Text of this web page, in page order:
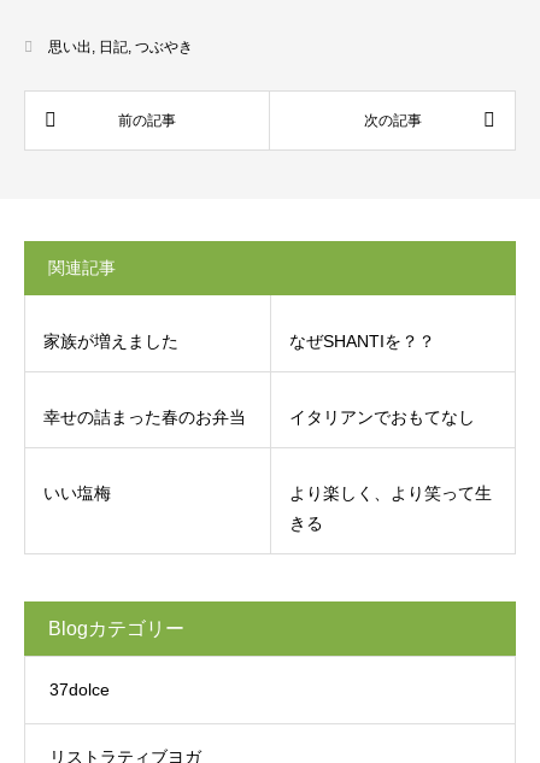
思い出, 日記, つぶやき
関連記事
家族が増えました なぜSHANTIを？？
幸せの詰まった春のお弁当 イタリアンでおもてなし
いい塩梅
より楽しく、より笑って生
きる
Blogカテゴリー
37dolce
リストラティブヨガ